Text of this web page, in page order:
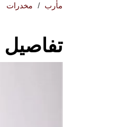
مأرب مخدرات